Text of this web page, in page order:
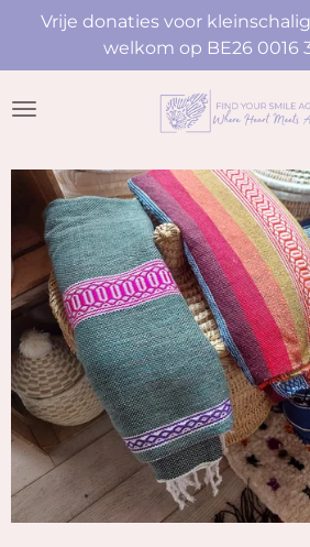
naar
de
Vrije donaties voor
welkom op BE26 0016